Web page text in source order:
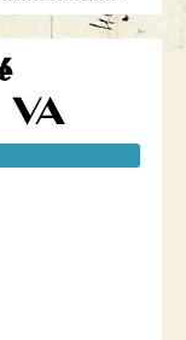
VA